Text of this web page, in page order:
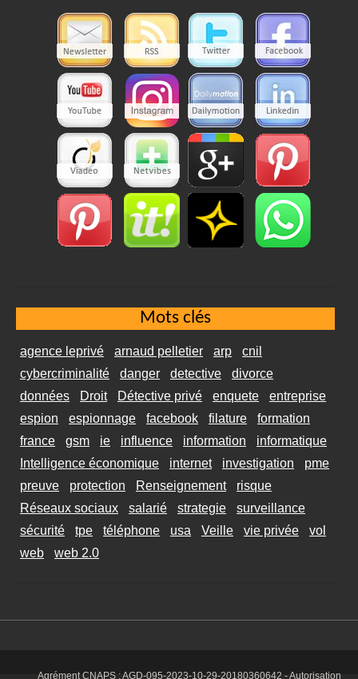
Mots clés
agence leprivé arnaud pelletier arp
cnil
cybercriminalité
danger detective
divorce
données
Droit Détective privé enquete
entreprise
espion
espionnage facebook filature
formation
france
gsm ie influence information
informatique
Intelligence économique
internet investigation
pme
preuve
protection Renseignement
risque
Réseaux sociaux
salarié strategie
surveillance
sécurité
tpe téléphone usa Veille vie privée
vol
web
web 2.0
Agrément CNAPS :AGD-095-2023-10-29-20180360642 - Autorisation